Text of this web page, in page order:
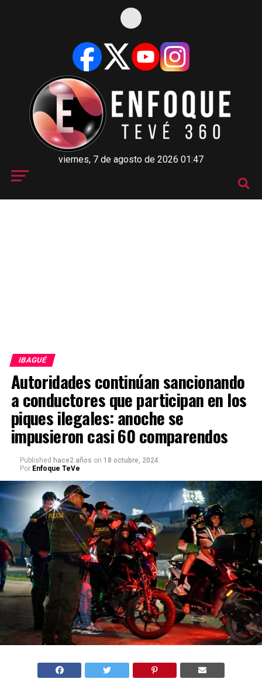
viernes, 7 de agosto de 2026 01:47
IBAGUÉ
Autoridades continúan sancionando
a conductores que participan en los
piques ilegales: anoche se
impusieron casi 60 comparendos
Published hace2 años on 18 octubre, 2024
Por Enfoque TeVe